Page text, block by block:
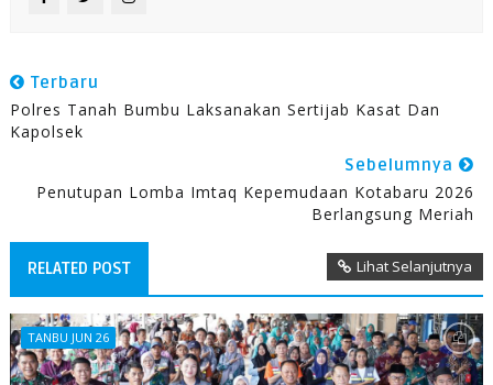
Terbaru
Polres Tanah Bumbu Laksanakan Sertijab Kasat Dan
Kapolsek
Sebelumnya
Penutupan Lomba Imtaq Kepemudaan Kotabaru 2026
Berlangsung Meriah
RELATED POST Lihat Selanjutnya
TANBU JUN 26